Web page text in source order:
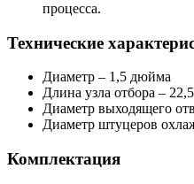
процесса.
Технические
Диаметр – 1,5 дюйма
Длина узла отбора –
Диаметр выходящего
Диаметр штуцеров
Комплектация